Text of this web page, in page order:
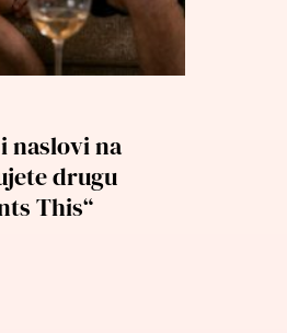
naslovi na
drugu
This“